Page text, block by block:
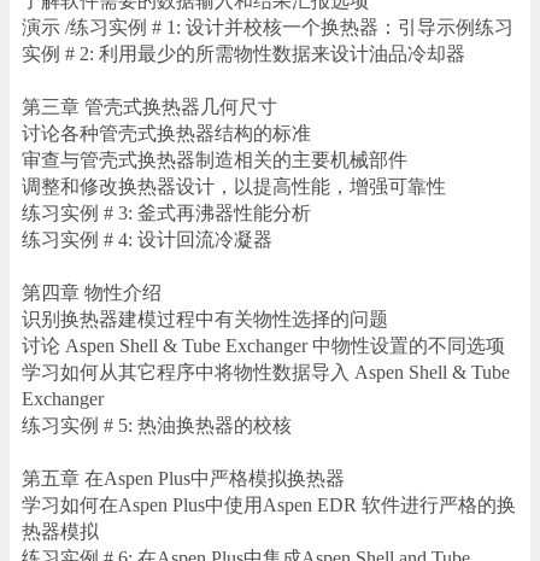
演示 /练习实例 # 1: 设计并校核一个换热器：引导示例练习
实例 # 2: 利用最少的所需物性数据来设计油品冷却器
第三章 管壳式换热器几何尺寸
讨论各种管壳式换热器结构的标准
审查与管壳式换热器制造相关的主要机械部件
调整和修改换热器设计，以提高性能，增强可靠性
练习实例 # 3: 釜式再沸器性能分析
练习实例 # 4: 设计回流冷凝器
第四章 物性介绍
识别换热器建模过程中有关物性选择的问题
讨论 Aspen Shell & Tube Exchanger 中物性设置的不同选项
学习如何从其它程序中将物性数据导入 Aspen Shell & Tube
Exchanger
练习实例 # 5: 热油换热器的校核
第五章 在Aspen Plus中严格模拟换热器
学习如何在Aspen Plus中使用Aspen EDR 软件进行严格的换
热器模拟